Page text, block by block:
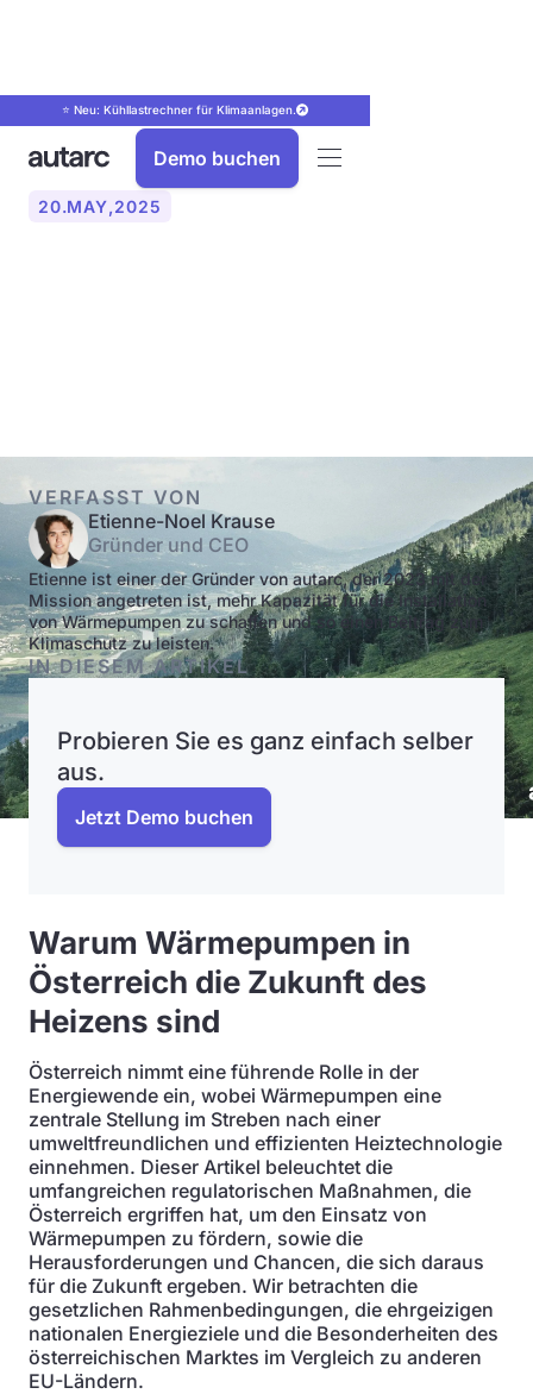
⭐ Neu: Kühllastrechner für Klimaanlagen.
Demo buchen
20.MAY,2025
VERFASST VON
Etienne-Noel Krause
Gründer und CEO
Etienne ist einer der Gründer von autarc, der 2023 mit der
Mission angetreten ist, mehr Kapazität für die Installation
von Wärmepumpen zu schaffen und so einen Beitrag zum
Klimaschutz zu leisten.
IN DIESEM ARTIKEL
Probieren Sie es ganz einfach selber
aus.
Jetzt Demo buchen
Warum Wärmepumpen in
Österreich die Zukunft des
Heizens sind
Österreich nimmt eine führende Rolle in der
Energiewende ein, wobei Wärmepumpen eine
zentrale Stellung im Streben nach einer
umweltfreundlichen und effizienten Heiztechnologie
einnehmen. Dieser Artikel beleuchtet die
umfangreichen regulatorischen Maßnahmen, die
Österreich ergriffen hat, um den Einsatz von
Wärmepumpen zu fördern, sowie die
Herausforderungen und Chancen, die sich daraus
für die Zukunft ergeben. Wir betrachten die
gesetzlichen Rahmenbedingungen, die ehrgeizigen
nationalen Energieziele und die Besonderheiten des
österreichischen Marktes im Vergleich zu anderen
EU-Ländern.